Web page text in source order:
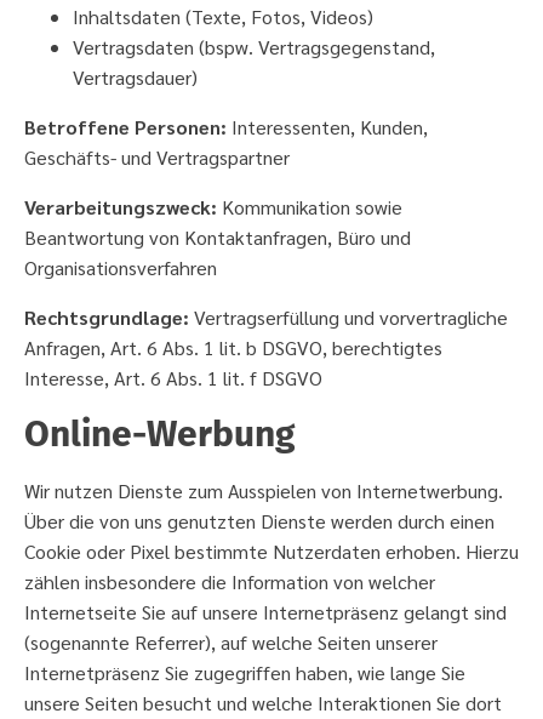
Inhaltsdaten (Texte, Fotos, Videos)
Vertragsdaten (bspw. Vertragsgegenstand,
Vertragsdauer)
Betroffene Personen: Interessenten, Kunden,
Geschäfts- und Vertragspartner
Verarbeitungszweck: Kommunikation sowie
Beantwortung von Kontaktanfragen, Büro und
Organisationsverfahren
Rechtsgrundlage: Vertragserfüllung und vorvertragliche
Anfragen, Art. 6 Abs. 1 lit. b DSGVO, berechtigtes
Interesse, Art. 6 Abs. 1 lit. f DSGVO
Online-Werbung
Wir nutzen Dienste zum Ausspielen von Internetwerbung.
Über die von uns genutzten Dienste werden durch einen
Cookie oder Pixel bestimmte Nutzerdaten erhoben. Hierzu
zählen insbesondere die Information von welcher
Internetseite Sie auf unsere Internetpräsenz gelangt sind
(sogenannte Referrer), auf welche Seiten unserer
Internetpräsenz Sie zugegriffen haben, wie lange Sie
unsere Seiten besucht und welche Interaktionen Sie dort